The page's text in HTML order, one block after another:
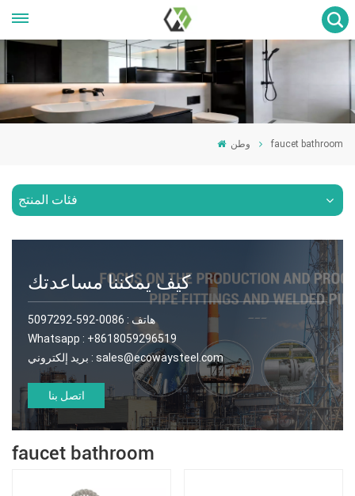
وطن faucet bathroom
فئات المنتج
كيف يمكننا مساعدتك
هاتف : 0086-592-5097292
Whatsapp : +8618059296519
بريد إلكتروني : sales@ecowaysteel.com
اتصل بنا
faucet bathroom